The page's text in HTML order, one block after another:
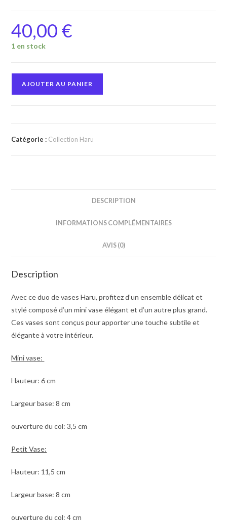
40,00 €
1 en stock
Haru
AJOUTER AU PANIER
Catégorie : Collection Haru
DESCRIPTION
INFORMATIONS COMPLÉMENTAIRES
AVIS (0)
Description
Avec ce duo de vases Haru, profitez d’un ensemble délicat et
stylé composé d’un mini vase élégant et d’un autre plus grand.
Ces vases sont conçus pour apporter une touche subtile et
élégante à votre intérieur.
Mini vase:
Hauteur: 6 cm
Largeur base: 8 cm
ouverture du col: 3,5 cm
Petit Vase:
Hauteur: 11,5 cm
Largeur base: 8 cm
ouverture du col: 4 cm